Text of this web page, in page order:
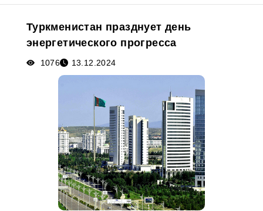
Новости
Медиа
Афиша
Туркменистан празднует день
энергетического прогресса
1076 13.12.2024